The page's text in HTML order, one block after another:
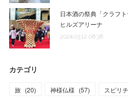
日本酒の祭典「クラフ
ヒルズアリーナ
2024.03.12 08:38
カテゴリ
旅 (20) 神様仏様 (57) スピリ